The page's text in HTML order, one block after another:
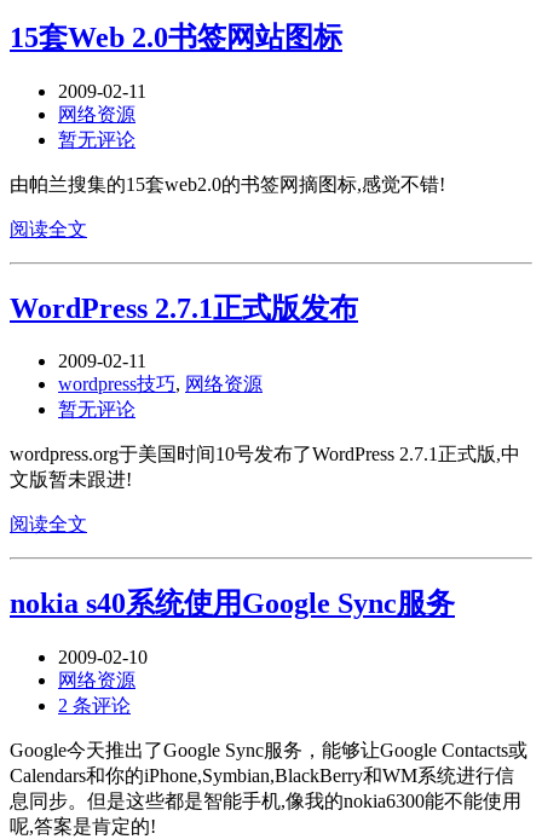
15套Web 2.0书签网站图标
2009-02-11
网络资源
暂无评论
由帕兰搜集的15套web2.0的书签网摘图标,感觉不错!
阅读全文
WordPress 2.7.1正式版发布
2009-02-11
wordpress技巧, 网络资源
暂无评论
wordpress.org于美国时间10号发布了WordPress 2.7.1正式版,中
文版暂未跟进!
阅读全文
nokia s40系统使用Google Sync服务
2009-02-10
网络资源
2 条评论
Google今天推出了Google Sync服务，能够让Google Contacts或
Calendars和你的iPhone,Symbian,BlackBerry和WM系统进行信
息同步。但是这些都是智能手机,像我的nokia6300能不能使用
呢,答案是肯定的!